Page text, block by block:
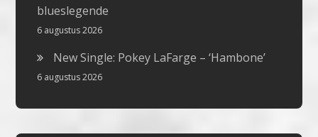
blueslegende
6 augustus 2026
New Single: Pokey LaFarge – ‘Hambone’
6 augustus 2026